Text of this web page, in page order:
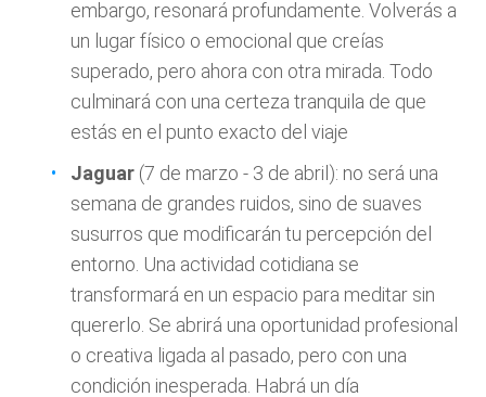
embargo, resonará profundamente. Volverás a
un lugar físico o emocional que creías
superado, pero ahora con otra mirada. Todo
culminará con una certeza tranquila de que
estás en el punto exacto del viaje
Jaguar (7 de marzo - 3 de abril): no será una
semana de grandes ruidos, sino de suaves
susurros que modificarán tu percepción del
entorno. Una actividad cotidiana se
transformará en un espacio para meditar sin
quererlo. Se abrirá una oportunidad profesional
o creativa ligada al pasado, pero con una
condición inesperada. Habrá un día